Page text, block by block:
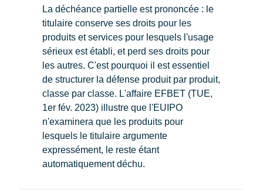
La déchéance partielle est prononcée : le
titulaire conserve ses droits pour les
produits et services pour lesquels l'usage
sérieux est établi, et perd ses droits pour
les autres. C'est pourquoi il est essentiel
de structurer la défense produit par produit,
classe par classe. L'affaire EFBET (TUE,
1er fév. 2023) illustre que l'EUIPO
n'examinera que les produits pour
lesquels le titulaire argumente
expressément, le reste étant
automatiquement déchu.